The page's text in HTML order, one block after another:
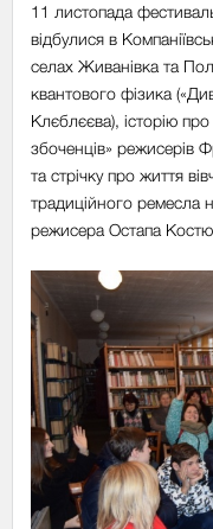
11 листопада
відбулися в
селах Живанівка та
квантового фізика
Клєблєєва), історію
збоченців» режисерів
та стрічку про життя
традиційного ремесла
режисера Остапа